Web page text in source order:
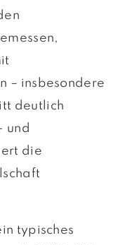
– insbesondere
deutlich
und
die
typisches